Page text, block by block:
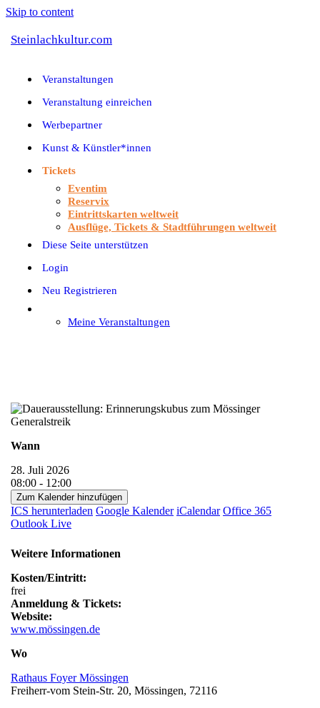
Skip to content
Steinlachkultur.com
Veranstaltungen
Veranstaltung einreichen
Werbepartner
Kunst & Künstler*innen
Tickets
Eventim
Reservix
Eintrittskarten weltweit
Ausflüge, Tickets & Stadtführungen weltweit
Diese Seite unterstützen
Login
Neu Registrieren
Meine Veranstaltungen
Wann
28. Juli 2026
08:00 - 12:00
Zum Kalender hinzufügen
ICS herunterladen Google Kalender iCalendar Office 365
Outlook Live
Weitere Informationen
Kosten/Eintritt:
frei
Anmeldung & Tickets:
Website:
www.mössingen.de
Wo
Rathaus Foyer Mössingen
Freiherr-vom Stein-Str. 20, Mössingen, 72116